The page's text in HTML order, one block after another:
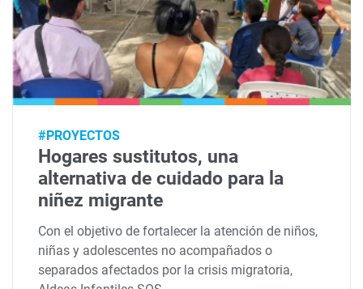
#PROYECTOS
Hogares sustitutos, una
alternativa de cuidado para la
niñez migrante
Con el objetivo de fortalecer la atención de niños,
niñas y adolescentes no acompañados o
separados afectados por la crisis migratoria,